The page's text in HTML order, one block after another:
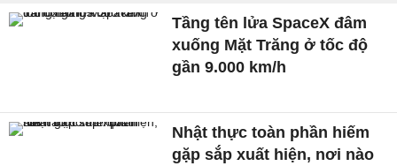
Tầng tên lửa SpaceX đâm
xuống Mặt Trăng ở tốc độ
gần 9.000 km/h
Nhật thực toàn phần hiếm
gặp sắp xuất hiện, nơi nào